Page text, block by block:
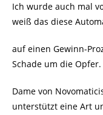
Ich wurde auch mal
weiß das diese
auf einen Gewinn-
Schade um die Opfer.
Dame von
unterstützt eine Art